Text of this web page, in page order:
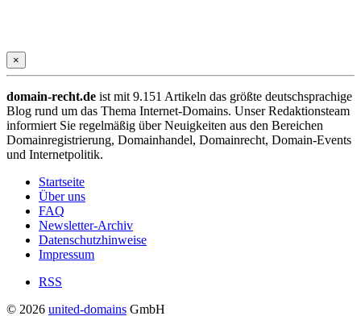
×
domain-recht.de ist mit 9.151 Artikeln das größte deutschsprachige
Blog rund um das Thema Internet-Domains. Unser Redaktionsteam
informiert Sie regelmäßig über Neuigkeiten aus den Bereichen
Domainregistrierung, Domainhandel, Domainrecht, Domain-Events
und Internetpolitik.
Startseite
Über uns
FAQ
Newsletter-Archiv
Datenschutzhinweise
Impressum
RSS
© 2026 united-domains GmbH